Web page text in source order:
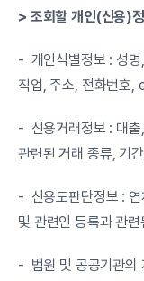
> 조회할 개인(신용)
-  개인식별정보 : 성
직업, 주소, 전화번호,
-  신용거래정보 : 대
관련된 거래 종류, 기
-  신용도판단정보 :
및 관련인 등록과 관
-  법원 및 공공기관